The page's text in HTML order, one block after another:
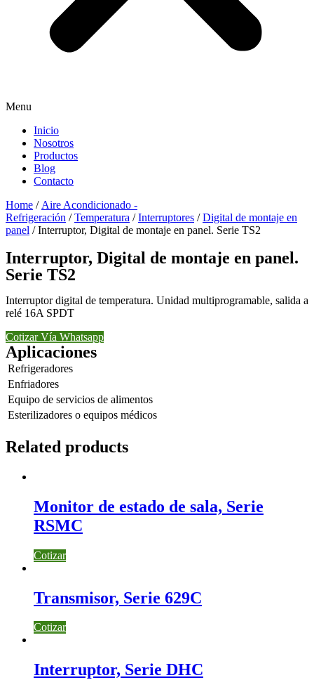
Menu
Inicio
Nosotros
Productos
Blog
Contacto
Home / Aire Acondicionado -
Refrigeración /Temperatura /Interruptores /Digital de montaje en
panel / Interruptor, Digital de montaje en panel. Serie TS2
Interruptor, Digital de montaje en panel.
Serie TS2
Interruptor digital de temperatura. Unidad multiprogramable, salida a
relé 16A SPDT
Cotizar Vía Whatsapp
Aplicaciones
Refrigeradores
Enfriadores
Equipo de servicios de alimentos
Esterilizadores o equipos médicos
Related products
Monitor de estado de sala, Serie
RSMC
Cotizar
Transmisor, Serie 629C
Cotizar
Interruptor, Serie DHC